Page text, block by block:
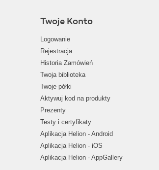
Twoje Konto
Logowanie
Rejestracja
Historia Zamówień
Twoja biblioteka
Twoje półki
Aktywuj kod na produkty
Prezenty
Testy i certyfikaty
Aplikacja Helion - Android
Aplikacja Helion - iOS
Aplikacja Helion - AppGallery